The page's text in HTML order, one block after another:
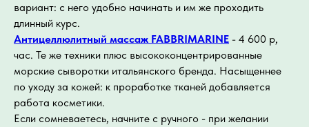
вариант: с него удобно начинать и им же проходить
длинный курс.
Антицеллюлитный массаж FABBRIMARINE - 4 600 р,
час. Те же техники плюс высококонцентрированные
морские сыворотки итальянского бренда. Насыщеннее
по уходу за кожей: к проработке тканей добавляется
работа косметики.
Если сомневаетесь, начните с ручного - при желании